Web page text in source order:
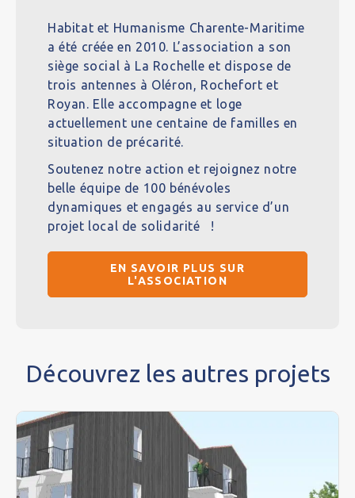
Habitat et Humanisme Charente-Maritime
a été créée en 2010. L’association a son
siège social à La Rochelle et dispose de
trois antennes à Oléron, Rochefort et
Royan. Elle accompagne et loge
actuellement une centaine de familles en
situation de précarité.
Soutenez notre action et rejoignez notre
belle équipe de 100 bénévoles
dynamiques et engagés au service d’un
projet local de solidarité !
EN SAVOIR PLUS SUR
L'ASSOCIATION
Découvrez les autres projets